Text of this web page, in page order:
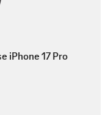
iPhone 17 Pro